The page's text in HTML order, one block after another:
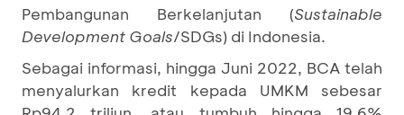
Pembangunan Berkelanjutan (Sustainable
Development Goals/SDGs) di Indonesia.
Sebagai informasi, hingga Juni 2022, BCA telah
menyalurkan kredit kepada UMKM sebesar